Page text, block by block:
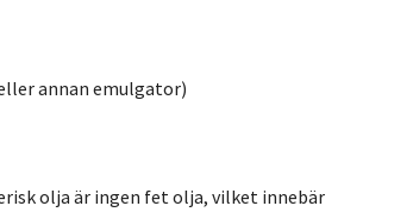
annan emulgator)
olja är ingen fet olja, vilket innebär